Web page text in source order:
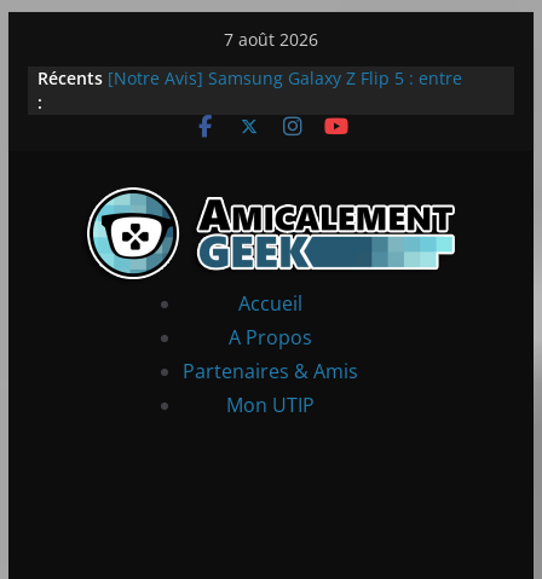
contenu
7 août 2026
Récents
:
[Notre Avis] Samsung Galaxy Z Flip 5 : entre
[PS5] New World Aeternum [Notre Avis]
LEGO dévoile la LEGO Technic McLaren P1
Accueil
A Propos
Partenaires & Amis
Mon UTIP